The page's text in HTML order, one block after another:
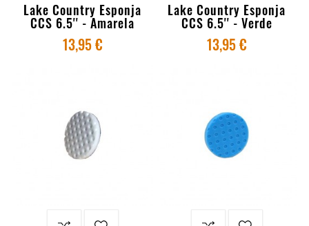
Lake Country Esponja
CCS 6.5'' - Amarela
13,95 €
Lake Country Esponja
CCS 6.5'' - Verde
13,95 €